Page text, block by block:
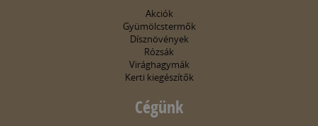
Akciók
Gyümölcstermők
Dísznövények
Rózsák
Virághagymák
Kerti kiegészítők
Cégünk